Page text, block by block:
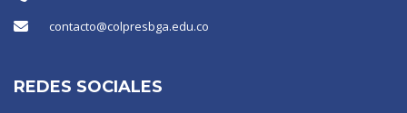
contacto@colpresbga.edu.co
REDES SOCIALES